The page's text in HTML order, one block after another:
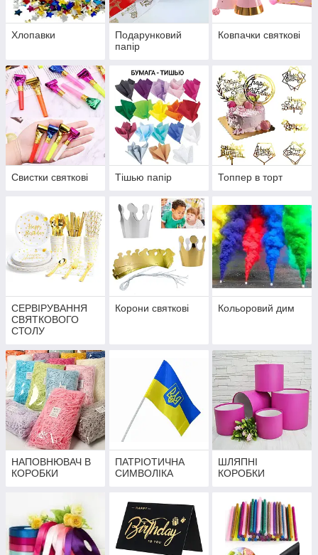
Хлопавки
Подарунковий
папір
Ковпачки святкові
Свистки святкові Тішью папір Топпер в торт
СЕРВІРУВАННЯ
СВЯТКОВОГО
СТОЛУ
Корони святкові Кольоровий дим
НАПОВНЮВАЧ В
КОРОБКИ
ПАТРІОТИЧНА
СИМВОЛІКА
ШЛЯПНІ
КОРОБКИ